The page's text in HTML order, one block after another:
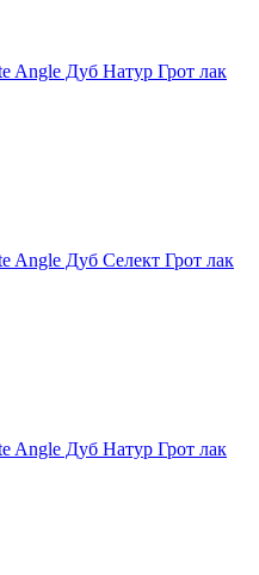
Angle Дуб Натур Грот лак
Angle Дуб Селект Грот лак
Angle Дуб Натур Грот лак